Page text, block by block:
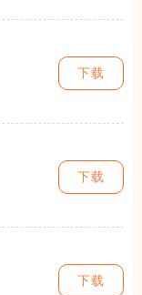
下载
下载
下载